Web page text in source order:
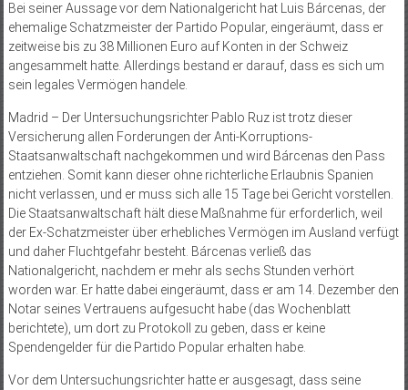
Bei seiner Aussage vor dem Nationalgericht hat Luis Bárcenas, der
ehemalige Schatzmeister der Partido Popular, eingeräumt, dass er
zeitweise bis zu 38 Millionen Euro auf Konten in der Schweiz
angesammelt hatte. Allerdings bestand er darauf, dass es sich um
sein legales Vermögen handele.
Madrid – Der Untersuchungsrichter Pablo Ruz ist trotz dieser
Versicherung allen Forderungen der Anti-Korruptions-
Staatsanwaltschaft nachgekommen und wird Bárcenas den Pass
entziehen. Somit kann dieser ohne richterliche Erlaubnis Spanien
nicht verlassen, und er muss sich alle 15 Tage bei Gericht vorstellen.
Die Staatsanwaltschaft hält diese Maßnahme für erforderlich, weil
der Ex-Schatzmeister über erhebliches Vermögen im Ausland verfügt
und daher Fluchtgefahr besteht. Bárcenas verließ das
Nationalgericht, nachdem er mehr als sechs Stunden verhört
worden war. Er hatte dabei eingeräumt, dass er am 14. Dezember den
Notar seines Vertrauens aufgesucht habe (das Wochenblatt
berichtete), um dort zu Protokoll zu geben, dass er keine
Spendengelder für die Partido Popular erhalten habe.
Vor dem Untersuchungsrichter hatte er ausgesagt, dass seine